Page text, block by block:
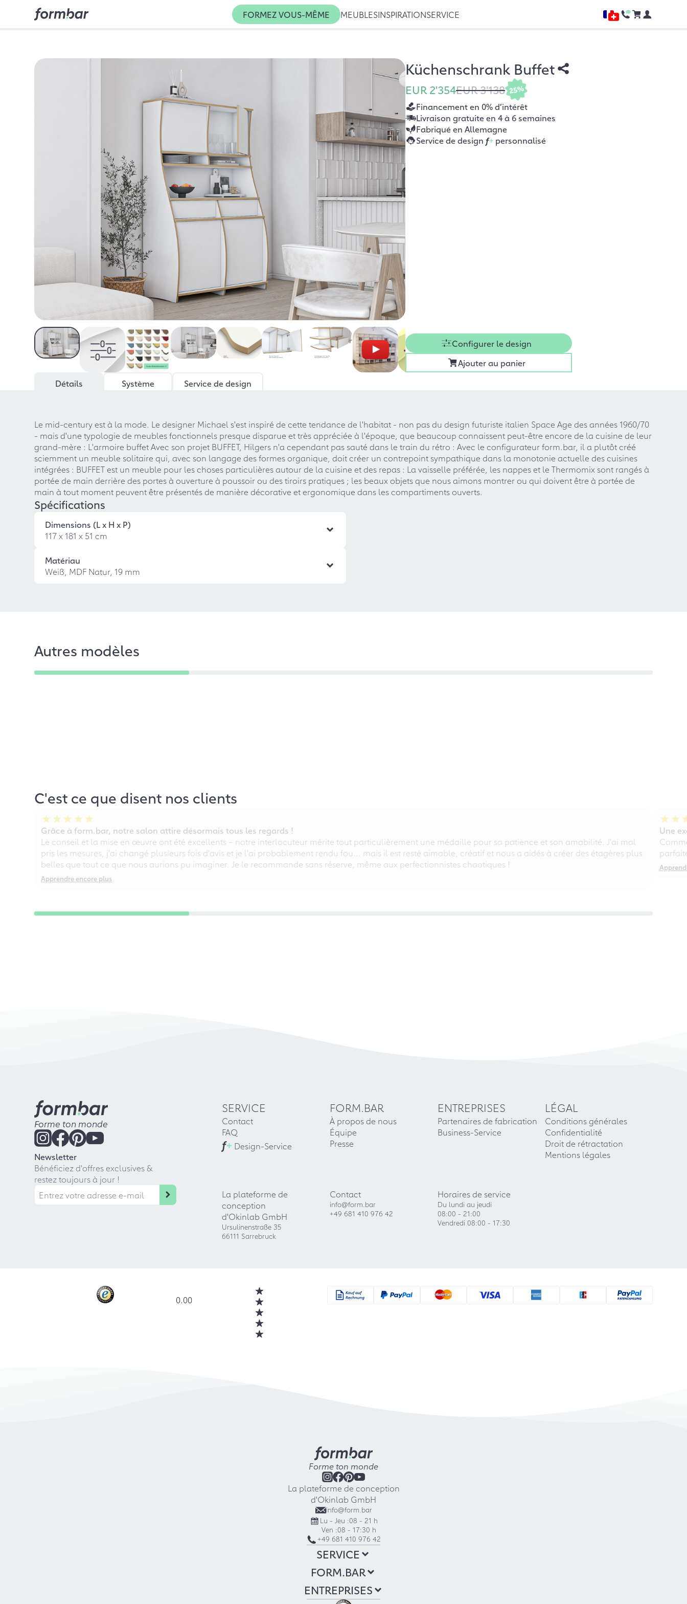
FORMEZ VOUS-MÊME MEUBLESINSPIRATIONSERVICE
Küchenschrank Buffet
EUR 2'354EUR 3'138 25%
Financement en 0% d’intérêt
Livraison gratuite en 4 à 6 semaines
Fabriqué en Allemagne
Service de design f+personnalisé
Configurer le design
Ajouter au panier
Détails
Système Service de design
Le mid-century est à la mode. Le designer Michael s'est inspiré de cette tendance de l'habitat - non pas du design futuriste italien Space Age des années 1960/70
- mais d'une typologie de meubles fonctionnels presque disparue et très appréciée à l'époque, que beaucoup connaissent peut-être encore de la cuisine de leur
grand-mère : L'armoire buffet Avec son projet BUFFET, Hilgers n'a cependant pas sauté dans le train du rétro : Avec le configurateur form.bar, il a plutôt créé
sciemment un meuble solitaire qui, avec son langage des formes organique, doit créer un contrepoint sympathique dans la monotonie actuelle des cuisines
intégrées : BUFFET est un meuble pour les choses particulières autour de la cuisine et des repas : La vaisselle préférée, les nappes et le Thermomix sont rangés à
portée de main derrière des portes à ouverture à poussoir ou des tiroirs pratiques ; les beaux objets que nous aimons montrer ou qui doivent être à portée de
main à tout moment peuvent être présentés de manière décorative et ergonomique dans les compartiments ouverts.
Spécifications
Dimensions (L x H x P)
117 x 181 x 51 cm
Matériau
Weiß, MDF Natur, 19 mm
Autres modèles
C'est ce que disent nos clients
Grâce à form.bar, notre salon attire désormais tous les regards !
Le conseil et la mise en œuvre ont été excellents – notre interlocuteur mérite tout particulièrement une médaille pour sa patience et son amabilité. J'ai mal
pris les mesures, j'ai changé plusieurs fois d'avis et je l'ai probablement rendu fou... mais il est resté aimable, créatif et nous a aidés à créer des étagères plus
belles que tout ce que nous aurions pu imaginer. Je le recommande sans réserve, même aux perfectionnistes chaotiques !
Apprendre encore plus
Une
Forme ton monde
Newsletter
Bénéficiez d'offres exclusives &
restez toujours à jour !
SERVICE
Contact
FAQ
f+ Design-Service
FORM.BAR
À propos de nous
Équipe
Presse
ENTREPRISES
Partenaires de fabrication
Business-Service
LÉGAL
Conditions générales
Confidentialité
Droit de rétractation
Mentions légales
La plateforme de
conception
d'Okinlab GmbH
Ursulinenstraße 35
66111 Sarrebruck
Contact
info@form.bar
+49 681 410 976 42
Horaires de service
Du lundi au jeudi
08:00 - 21:00
Vendredi 08:00 - 17:30
0.00
Forme ton monde
La plateforme de conception
d'Okinlab GmbH
info@form.bar
Lu - Jeu :08 - 21 h
Ven :08 - 17:30 h
+49 681 410 976 42
SERVICE
FORM.BAR
ENTREPRISES